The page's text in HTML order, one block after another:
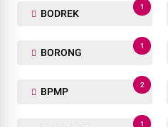
BODREK
1
BORONG
1
BPMP
2
1